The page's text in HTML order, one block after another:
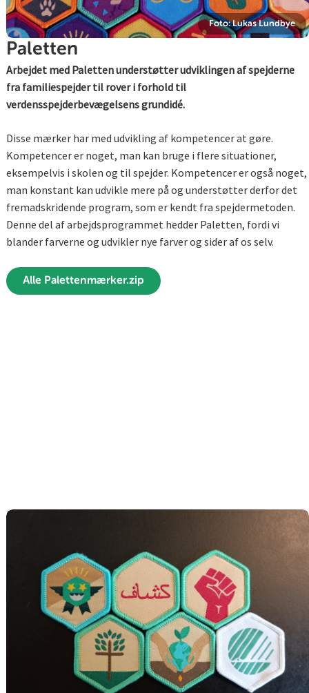
Foto: Lukas Lundbye
Paletten
Arbejdet med Paletten understøtter udviklingen af spejderne
fra familiespejder til rover i forhold til
verdensspejderbevægelsens grundidé.
Disse mærker har med udvikling af kompetencer at gøre.
Kompetencer er noget, man kan bruge i flere situationer,
eksempelvis i skolen og til spejder. Kompetencer er også noget,
man konstant kan udvikle mere på og understøtter derfor det
fremadskridende program, som er kendt fra spejdermetoden.
Denne del af arbejdsprogrammet hedder Paletten, fordi vi
blander farverne og udvikler nye farver og sider af os selv.
Alle Palettenmærker.zip